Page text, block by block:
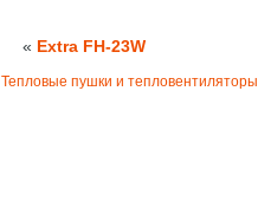
« Extra FH-23W
Тепловые пушки и тепловентиляторы